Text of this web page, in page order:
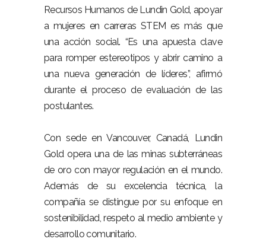
Recursos Humanos de Lundin Gold, apoyar
a mujeres en carreras STEM es más que
una acción social. “Es una apuesta clave
para romper estereotipos y abrir camino a
una nueva generación de líderes”, afirmó
durante el proceso de evaluación de las
postulantes.
Con sede en Vancouver, Canadá, Lundin
Gold opera una de las minas subterráneas
de oro con mayor regulación en el mundo.
Además de su excelencia técnica, la
compañía se distingue por su enfoque en
sostenibilidad, respeto al medio ambiente y
desarrollo comunitario.